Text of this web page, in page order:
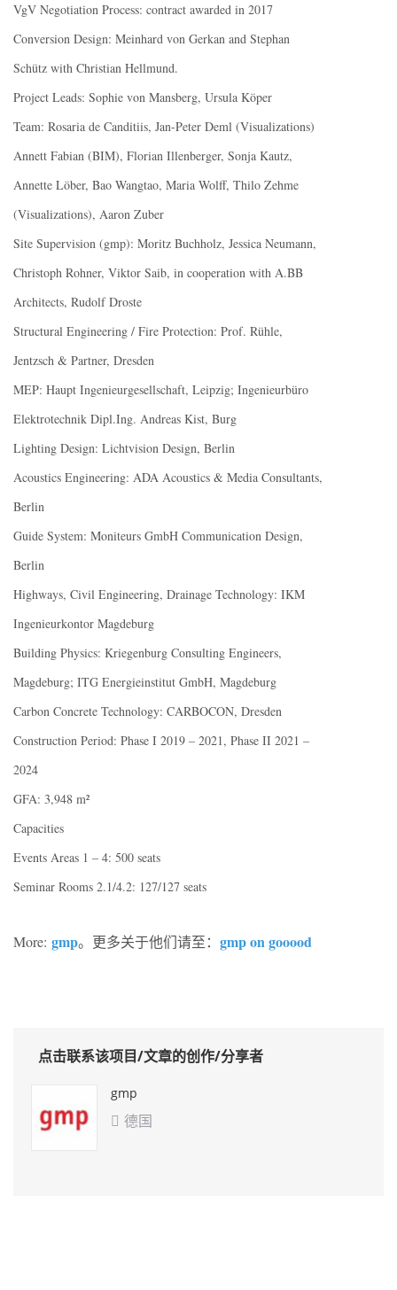
VgV Negotiation Process: contract awarded in 2017
Conversion Design: Meinhard von Gerkan and Stephan
Schütz with Christian Hellmund.
Project Leads: Sophie von Mansberg, Ursula Köper
Team: Rosaria de Canditiis, Jan-Peter Deml (Visualizations)
Annett Fabian (BIM), Florian Illenberger, Sonja Kautz,
Annette Löber, Bao Wangtao, Maria Wolff, Thilo Zehme
(Visualizations), Aaron Zuber
Site Supervision (gmp): Moritz Buchholz, Jessica Neumann,
Christoph Rohner, Viktor Saib, in cooperation with A.BB
Architects, Rudolf Droste
Structural Engineering / Fire Protection: Prof. Rühle,
Jentzsch & Partner, Dresden
MEP: Haupt Ingenieurgesellschaft, Leipzig; Ingenieurbüro
Elektrotechnik Dipl.Ing. Andreas Kist, Burg
Lighting Design: Lichtvision Design, Berlin
Acoustics Engineering: ADA Acoustics & Media Consultants,
Berlin
Guide System: Moniteurs GmbH Communication Design,
Berlin
Highways, Civil Engineering, Drainage Technology: IKM
Ingenieurkontor Magdeburg
Building Physics: Kriegenburg Consulting Engineers,
Magdeburg; ITG Energieinstitut GmbH, Magdeburg
Carbon Concrete Technology: CARBOCON, Dresden
Construction Period: Phase I 2019 – 2021, Phase II 2021 –
2024
GFA: 3,948 m²
Capacities
Events Areas 1 – 4: 500 seats
Seminar Rooms 2.1/4.2: 127/127 seats
More: gmp。更多关于他们请至： gmp on gooood
点击联系该项目/文章的创作/分享者
gmp
 德国